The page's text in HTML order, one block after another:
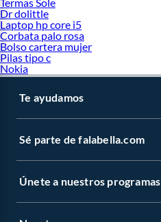
Dr dolittle
Laptop hp core i5
Corbata palo rosa
Bolso cartera mujer
Pilas tipo c
Nokia
Te ayudamos
Sé parte de falabella.com
Únete a nuestros programas